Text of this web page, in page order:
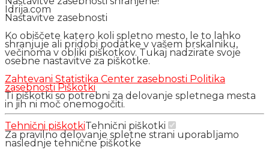
Idrija.com
Nastavitve zasebnosti
Ko obiščete katero koli spletno mesto, le to lahko
shranjuje ali pridobi podatke v vašem brskalniku,
večinoma v obliki piškotkov. Tukaj nadzirate svoje
osebne nastavitve za piškotke.
Zahtevani Statistika Center zasebnosti Politika
zasebnostiPiškotki
Ti piškotki so potrebni za delovanje spletnega mesta
in jih ni moč onemogočiti.
Tehnični piškotkiTehnični piškotki
Za pravilno delovanje spletne strani uporabljamo
naslednje tehnične piškotke